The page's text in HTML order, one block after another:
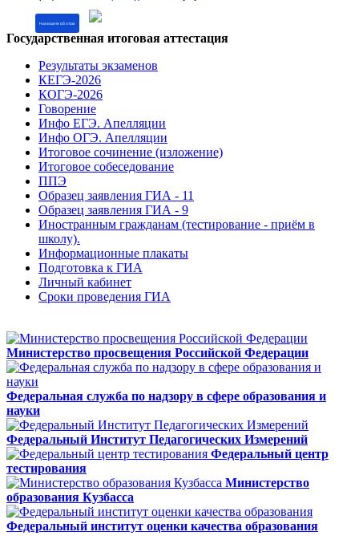
Напишите об этом
Государственная итоговая аттестация
Результаты экзаменов
КЕГЭ-2026
КОГЭ-2026
Говорение
Инфо ЕГЭ. Апелляции
Инфо ОГЭ. Апелляции
Итоговое сочинение (изложение)
Итоговое собеседование
ППЭ
Образец заявления ГИА - 11
Образец заявления ГИА - 9
Иностранным гражданам (тестирование - приём в
школу).
Информационные плакаты
Подготовка к ГИА
Личный кабинет
Сроки проведения ГИА
Министерство просвещения Российской Федерации
Федеральная служба по надзору в сфере образования и
науки
Федеральный Институт Педагогических Измерений
Федеральный центр
тестирования
Министерство
образования Кузбасса
Федеральный институт оценки качества образования